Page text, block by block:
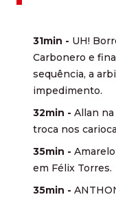
31min - UH!
Carbonero e
sequência, a
impedimento.
32min - Allan
troca nos
35min -
em Félix Torres.
35min -